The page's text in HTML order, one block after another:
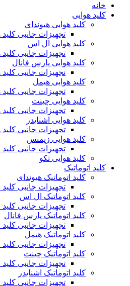
خانه
کلید هوایی
کلید هوایی هیوندای
تجهیزات جانبی کلید
کلید هوایی ال اس
تجهیزات جانبی
کلید هوایی پارس فانال
تجهیزات جانبی
کلید هوایی هیمل
تجهیزات جانبی
کلید هوایی چینت
تجهیزات جانبی
کلید هوایی اشنایدر
تجهیزات جانبی کلید
کلید هوایی زیمنس
تجهیزات جانبی
کلید هوایی تکو
کلید اتوماتیک
کلید اتوماتیک هیوندای
تجهیزات جانبی کلید
کلید اتوماتیک ال اس
تجهیزات جانبی
کلید اتوماتیک پارس فانال
تجهیزات جانبی
کلید اتوماتیک هیمل
تجهیزات جانبی کلید
کلید اتوماتیک چینت
تجهیزات جانبی
کلید اتوماتیک اشنایدر
تجهیزات جانبی کلید